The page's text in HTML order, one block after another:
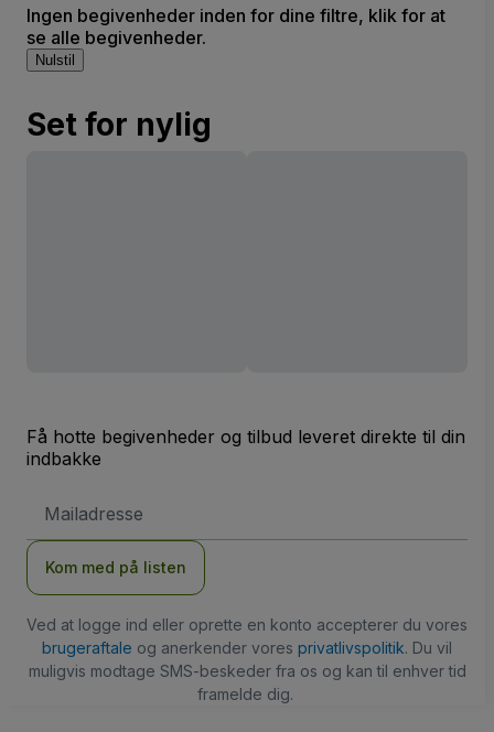
Ingen begivenheder inden for dine filtre, klik for at
se alle begivenheder.
Nulstil
Set for nylig
Få hotte begivenheder og tilbud leveret direkte til din
indbakke
adresse
Kom med på listen
Ved at logge ind eller oprette en konto accepterer du vores
brugeraftale og anerkender vores privatlivspolitik. Du vil
muligvis modtage SMS-beskeder fra os og kan til enhver tid
framelde dig.